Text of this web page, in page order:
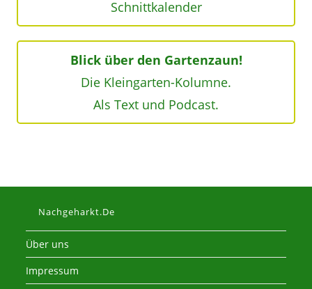
Schnittkalender
Blick über den Gartenzaun!
Die Kleingarten-Kolumne.
Als Text und Podcast.
Nachgeharkt.de
Über uns
Impressum